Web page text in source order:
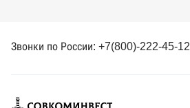
Звонки по России: +7(800)-222-45-12